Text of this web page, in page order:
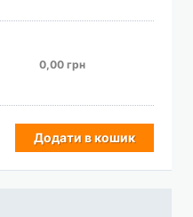
0,00 грн
Додати в кошик